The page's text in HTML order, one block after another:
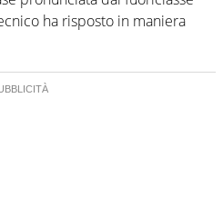
ha risposto in maniera